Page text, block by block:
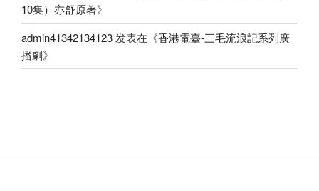
10集）亦舒原著》
admin41342134123 发表在《香港電臺-三毛流浪記系列廣
播劇》